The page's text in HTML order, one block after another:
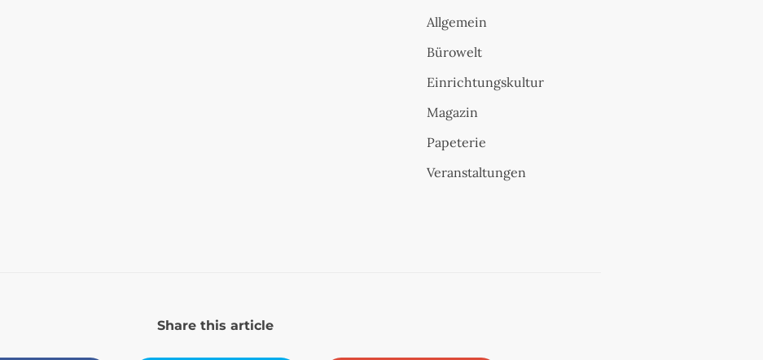
Allgemein
Bürowelt
Einrichtungskultur
Magazin
Papeterie
Veranstaltungen
Share this article